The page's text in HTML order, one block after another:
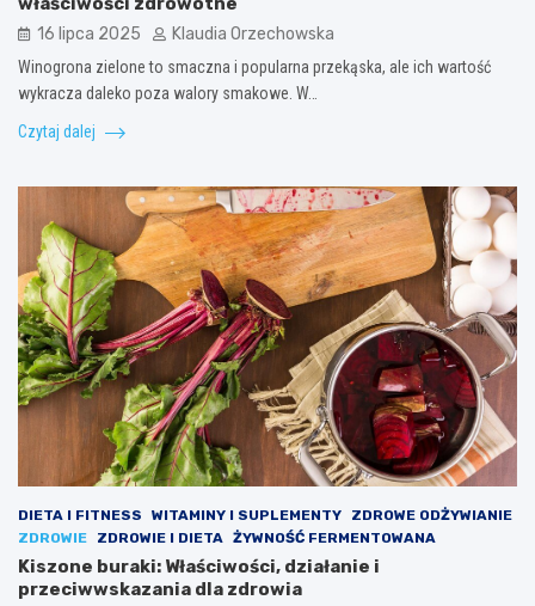
16 lipca 2025 Klaudia Orzechowska
Winogrona zielone to smaczna i popularna przekąska, ale ich wartość
wykracza daleko poza walory smakowe. W…
Czytaj dalej
DIETA I FITNESS WITAMINY I SUPLEMENTY
ZDROWE ODŻYWIANIE
ZDROWIE
ZDROWIE I DIETA ŻYWNOŚĆ FERMENTOWANA
Kiszone buraki: Właściwości, działanie i
przeciwwskazania dla zdrowia